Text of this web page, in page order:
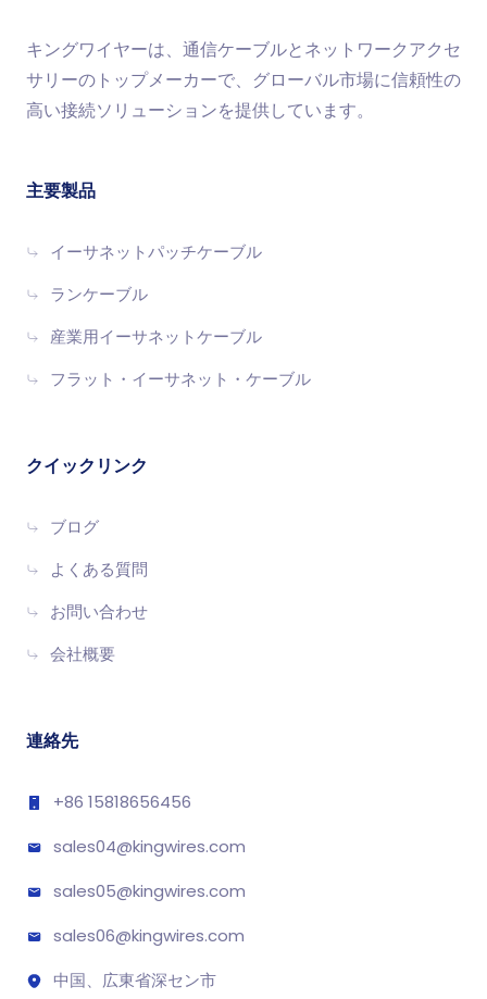
どのように向上させますか？
さて、ネットワークツールキットがインターネット速度を
す。は、ネットワークが最高のパフォーマンスを発揮する
1. 適切なケーブル終端を保証する
低速または信頼性の低いネットワークの最も一般的な原因
ツールキットは、次のために必要なツールを提供します。
すると、RJ45コネクタがイーサネットケーブルに完全
に接続されていることを確認できます。
ウンツールは、パッチパネルとウォールプレートでワイ
ヤを終端するのに役立ち、接続が緩むリスクを軽減しま
す。
信号損失を排除する
い接続が保証されます。
いない場合、水が漏れます。同様に、終端処理が不十分な
ます。
2. 障害のある接続を検出して修正する
ある瞬間は動作し、次の瞬間には切断される接続を経験し
が原因であることがよくあります。ほとんどのネットワー
ことに役立ちます。
キングワイヤーは、通信ケーブルとネットワークアクセ
サリーのトップメーカーで、グローバル市場に信頼性の
高い接続ソリューションを提供しています。
主要製品
イーサネットパッチケーブル
ランケーブル
産業用イーサネットケーブル
フラット・イーサネット・ケーブル
クイックリンク
ブログ
よくある質問
お問い合わせ
会社概要
連絡先
+86 15818656456
sales04@kingwires.com
sales05@kingwires.com
sales06@kingwires.com
中国、広東省深セン市